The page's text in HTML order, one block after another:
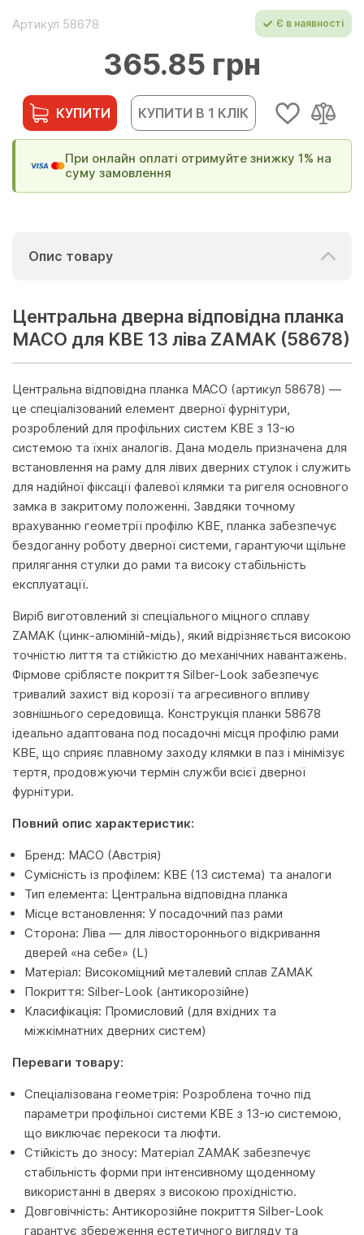
Артикул 58678 Є в наявності
365.85 грн
КУПИТИ КУПИТИ В 1 КЛІК
При онлайн оплаті отримуйте знижку 1% на
суму замовлення
Опис товару
Центральна дверна відповідна планка
MACO для KBE 13 ліва ZAMAK (58678)
Центральна відповідна планка MACO (артикул 58678) —
це спеціалізований елемент дверної фурнітури,
розроблений для профільних систем KBE з 13-ю
системою та їхніх аналогів. Дана модель призначена для
встановлення на раму для лівих дверних стулок і служить
для надійної фіксації фалевої клямки та ригеля основного
замка в закритому положенні. Завдяки точному
врахуванню геометрії профілю KBE, планка забезпечує
бездоганну роботу дверної системи, гарантуючи щільне
прилягання стулки до рами та високу стабільність
експлуатації.
Виріб виготовлений зі спеціального міцного сплаву
ZAMAK (цинк-алюміній-мідь), який відрізняється високою
точністю лиття та стійкістю до механічних навантажень.
Фірмове сріблясте покриття Silber-Look забезпечує
тривалий захист від корозії та агресивного впливу
зовнішнього середовища. Конструкція планки 58678
ідеально адаптована под посадочні місця профілю рами
KBE, що сприяє плавному заходу клямки в паз і мінімізує
тертя, продовжуючи термін служби всієї дверної
фурнітури.
Повний опис характеристик:
Бренд: MACO (Австрія)
Сумісність із профілем: KBE (13 система) та аналоги
Тип елемента: Центральна відповідна планка
Місце встановлення: У посадочний паз рами
Сторона: Ліва — для лівостороннього відкривання
дверей «на себе» (L)
Матеріал: Високоміцний металевий сплав ZAMAK
Покриття: Silber-Look (антикорозійне)
Класифікація: Промисловий (для вхідних та
міжкімнатних дверних систем)
Переваги товару:
Спеціалізована геометрія: Розроблена точно під
параметри профільної системи KBE з 13-ю системою,
що виключає перекоси та люфти.
Стійкість до зносу: Матеріал ZAMAK забезпечує
стабільність форми при інтенсивному щоденному
використанні в дверях з високою прохідністю.
Довговічність: Антикорозійне покриття Silber-Look
гарантує збереження естетичного вигляду та